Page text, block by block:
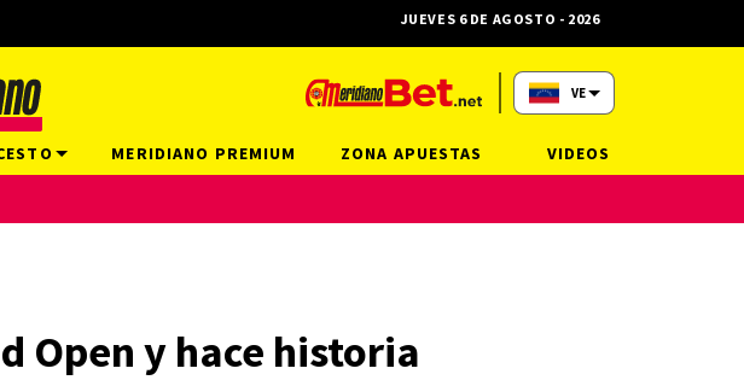
Open y hace historia
JUEVES 6 DE AGOSTO - 2026
VE
MERIDIANO PREMIUM ZONA APUESTAS VIDEOS